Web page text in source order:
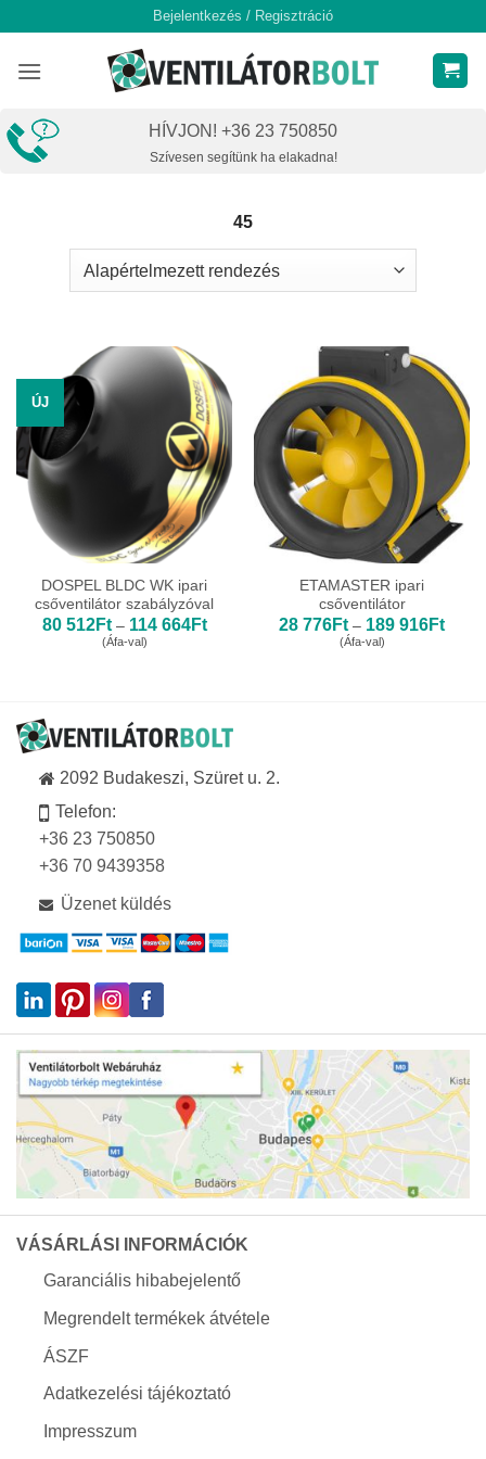
content
Bejelentkezés / Regisztráció
HÍVJON! +36 23 750850
Szívesen segítünk ha elakadna!
45
ÚJ
DOSPEL BLDC WK ipari
csőventilátor szabályzóval
80 512Ft – 114 664FtÁrtartomány:
(Áfa-val)
ETAMASTER ipari
csőventilátor
28 776Ft – 189 916Ft
(Áfa-val)
2092 Budakeszi, Szüret u. 2.
Telefon:
+36 23 750850
+36 70 9439358
Üzenet küldés
VÁSÁRLÁSI INFORMÁCIÓK
Garanciális hibabejelentő
Megrendelt termékek átvétele
ÁSZF
Adatkezelési tájékoztató
Impresszum